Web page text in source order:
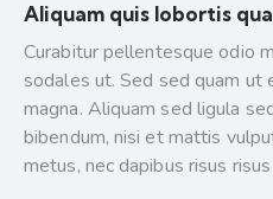
Aliquam quis lobortis
Curabitur pellentesque odio
sodales ut. Sed sed quam ut
magna. Aliquam sed ligula
bibendum, nisi et mattis
metus, nec dapibus risus